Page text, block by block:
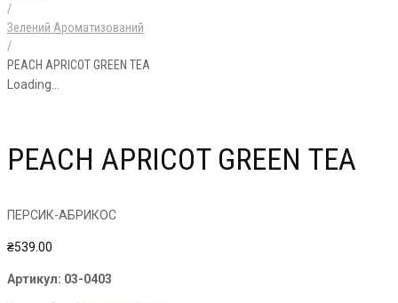
/
Зелений Ароматизований
/
PEACH APRICOT GREEN TEA
Loading...
PEACH APRICOT GREEN TEA
ПЕРСИК-АБРИКОС
₴539.00
Артикул: 03-0403